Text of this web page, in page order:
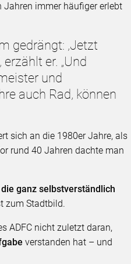
Jahren immer häufiger erlebt
gedrängt: ,Jetzt
er. „Und
und
auch Rad, können
sich an die 1980er Jahre, als
rund 40 Jahren dachte man
ganz selbstverständlich
zum Stadtbild.
ADFC nicht zuletzt daran,
verstanden hat – und